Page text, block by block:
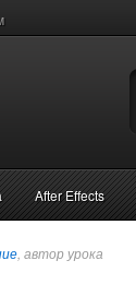
After Effects
, автор урока